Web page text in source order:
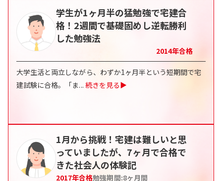
学生が1ヶ月半の猛勉強で宅建合
格！2週間で基礎固めし逆転勝利
した勉強法
2014年合格
大学生活と両立しながら、わずか1ヶ月半という短期間で宅
建試験に合格。「ま... 続きを見る▶
1月から挑戦！宅建は難しいと思
っていましたが、7ヶ月で合格で
きた社会人の体験記
2017年合格勉強期間:8ヶ月間